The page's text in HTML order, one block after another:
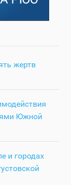
жертв
Южной
и городах